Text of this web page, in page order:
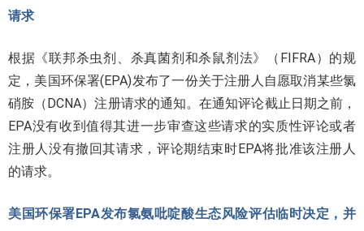
请求
根据《联邦杀虫剂、杀真菌剂和杀鼠剂法》（FIFRA）的规
定，美国环保署(EPA)发布了一份关于注册人自愿取消某些氯
硝胺（DCNA）注册请求的通知。在通知评论截止日期之前，
EPA没有收到值得其进一步审查这些请求的实质性评论或者
注册人没有撤回其请求，评论期结束时EPA将批准该注册人
的请求。
美国环保署EPA发布氯氨吡啶酸生态风险评估临时决定，并